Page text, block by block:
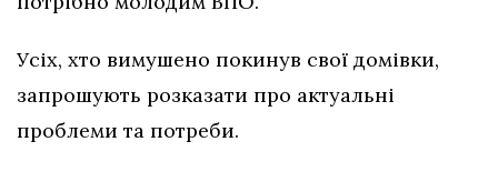
Усіх, хто вимушено покинув свої домівки,
запрошують розказати про актуальні
проблеми та потреби.